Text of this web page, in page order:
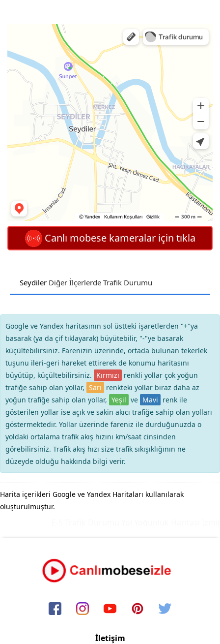
Canlı mobese kameralar için tıkla
Seydiler Diğer İlçerlerde Trafik Durumu
Google ve Yandex haritasının sol üstteki işaretlerden "+"ya
basarak (ya da çif tıklayarak) büyütebilir, "-"ye basarak
küçültebilirsiniz. Farenizin üzerinde, ortada bulunan tekerlek
tuşunu ileri-geri hareket ettirerek de konumu haritasını
büyütüp, küçültebilirsiniz. Kırmızı renkli yollar çok yoğun
trafiğe sahip olan yollar, Sarı renkteki yollar biraz daha az
yoğun trafiğe sahip olan yollar, Yeşil ve Mavi renk ile
gösterilen yollar ise açık ve sakin akıcı trafiğe sahip olan yolları
göstermektedir. Yollar üzerinde fareniz ile durduğunuzda o
yoldaki ortalama trafik akış hızını km/saat cinsinden
görebilirsiniz. Trafik akış hızı size trafik sıkışıklığının ne
düzeyde olduğu hakkında bilgi verir.
Harita içerikleri Google ve Yandex Haritaları kullanılarak
oluşturulmuştur.
İletişim